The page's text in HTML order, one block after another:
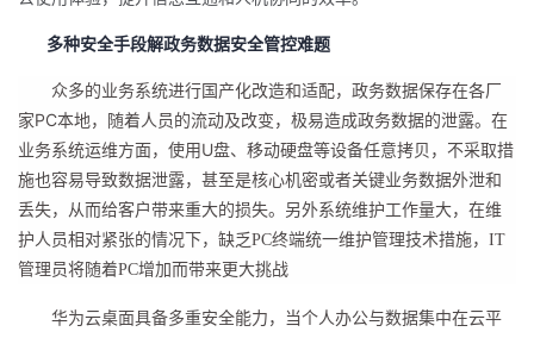
多种安全手段解政务数据安全管控难题
众多的业务系统进行国产化改造和适配，政务数据保存在各厂
家PC本地，随着人员的流动及改变，极易造成政务数据的泄露。在
业务系统运维方面，使用 U盘、移动硬盘等设备任意拷贝，不采取措
施也容易导致数据泄露，甚至是核心机密或者关键业务数据外泄和
丢失，从而给客户带来重大的损失。另外系统维护工作量大，在维
护人员相对紧张的情况下，缺乏PC终端统一维护管理技术措施， IT
管理员将随着PC增加而带来更大挑战
华为云桌面具备多重安全能力，当个人办公与数据集中在云平